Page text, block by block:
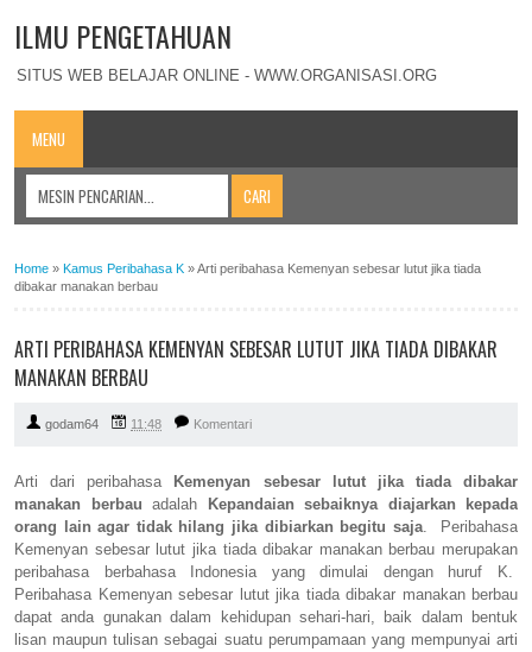
ILMU PENGETAHUAN
SITUS WEB BELAJAR ONLINE - WWW.ORGANISASI.ORG
MENU
Home » Kamus Peribahasa K »Arti peribahasa Kemenyan sebesar lutut jika tiada
dibakar manakan berbau
ARTI PERIBAHASA KEMENYAN SEBESAR LUTUT JIKA TIADA DIBAKAR
MANAKAN BERBAU
godam64 11:48 Komentari
Arti dari peribahasa
Kemenyan sebesar lutut jika tiada dibakar
manakan berbau adalah
Kepandaian sebaiknya diajarkan kepada
orang lain agar tidak hilang jika dibiarkan begitu saja. Peribahasa
Kemenyan sebesar lutut jika tiada dibakar manakan berbau merupakan
peribahasa berbahasa Indonesia yang dimulai dengan huruf K.
Peribahasa Kemenyan sebesar lutut jika tiada dibakar manakan berbau
dapat anda gunakan dalam kehidupan sehari-hari, baik dalam bentuk
lisan maupun tulisan sebagai suatu perumpamaan yang mempunyai arti